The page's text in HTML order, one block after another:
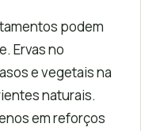
podem
Ervas no
e vegetais na
naturais.
em reforços